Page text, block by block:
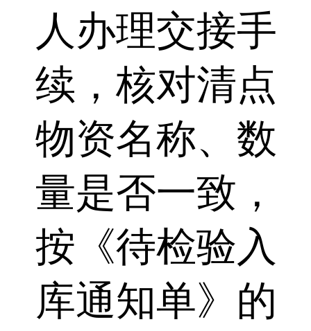
人办理交接手
续，核对清点
物资名称、数
量是否一致，
按《待检验入
库通知单》的